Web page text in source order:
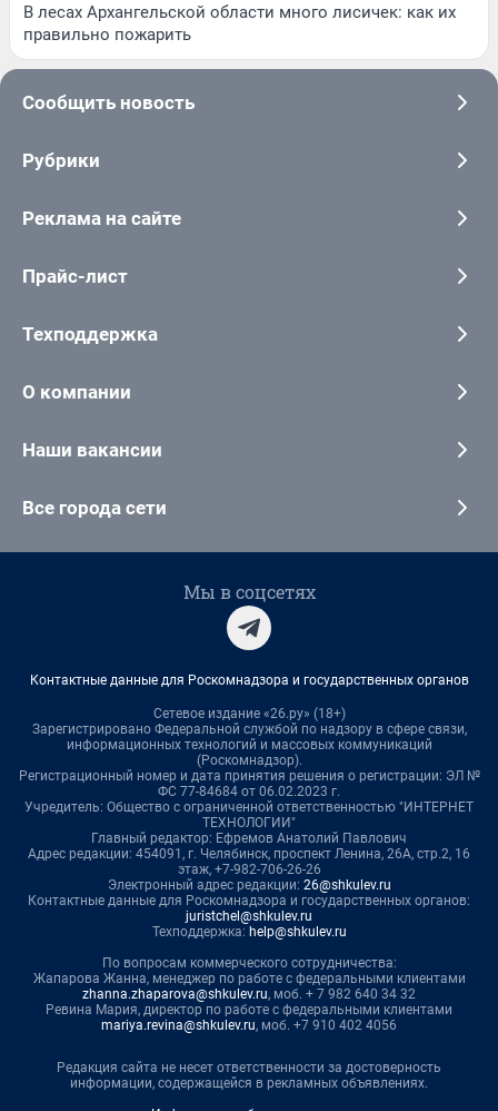
В лесах Архангельской области много лисичек: как их
правильно пожарить
Сообщить новость
Рубрики
Реклама на сайте
Прайс-лист
Техподдержка
О компании
Наши вакансии
Все города сети
Мы в соцсетях
Контактные данные для Роскомнадзора и государственных органов
Сетевое издание «26.ру» (18+)
Зарегистрировано Федеральной службой по надзору в сфере связи,
информационных технологий и массовых коммуникаций
(Роскомнадзор).
Регистрационный номер и дата принятия решения о регистрации: ЭЛ №
ФС 77-84684 от 06.02.2023 г.
Учредитель: Общество с ограниченной ответственностью "ИНТЕРНЕТ
ТЕХНОЛОГИИ"
Главный редактор: Ефремов Анатолий Павлович
Адрес редакции: 454091, г. Челябинск, проспект Ленина, 26А, стр.2, 16
этаж, +7-982-706-26-26
Электронный адрес редакции: 26@shkulev.ru
Контактные данные для Роскомнадзора и государственных органов:
juristchel@shkulev.ru
Техподдержка: help@shkulev.ru
По вопросам коммерческого сотрудничества:
Жапарова Жанна, менеджер по работе с федеральными клиентами
zhanna.zhaparova@shkulev.ru, моб. + 7 982 640 34 32
Ревина Мария, директор по работе с федеральными клиентами
mariya.revina@shkulev.ru, моб. +7 910 402 4056
Редакция сайта не несет ответственности за достоверность
информации, содержащейся в рекламных объявлениях.